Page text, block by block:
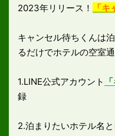
2023年リリース！ 「
キャンセル待ちくんは
るだけでホテルの空室
1.LINE公式アカウント
録
2.泊まりたいホテル名